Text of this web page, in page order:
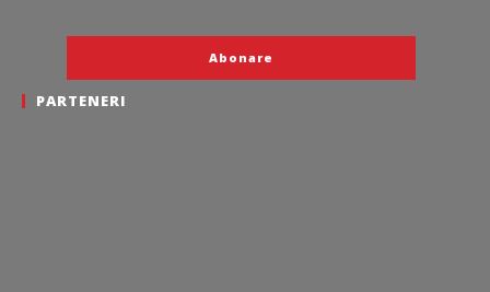
PARTENERI